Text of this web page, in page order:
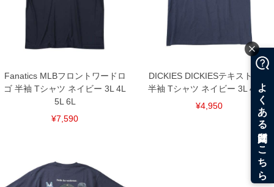
Fanatics MLBフロントワードロ
ゴ 半袖 Tシャツ ネイビー 3L 4L
5L 6L
¥7,590
DICKIES DICKIESテキストロゴ
半袖 Tシャツ ネイビー 3L 4L 5L
¥4,950